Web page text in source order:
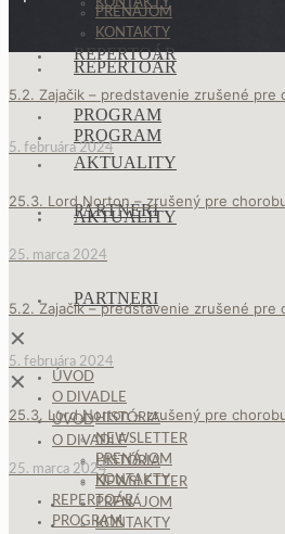
REPERTOÁR
PROGRAM
AKTUALITY
PARTNERI
✕
ÚVOD
O DIVADLE
HISTÓRIA
NEWSLETTER
PRENÁJOM
KONTAKTY
PRENÁJOM
KONTAKTY
REPERTOÁR
PROGRAM
AKTUALITY
PARTNERI
✕
ÚVOD
O DIVADLE
HISTÓRIA
NEWSLETTER
PRENÁJOM
KONTAKTY
REPERTOÁR
PROGRAM
5.2. Zajačik – predstavenie zrušené pre
5. februára 2024
25.3. Lord Norton – zrušený pre
25. marca 2024
5.2. Zajačik – predstavenie zrušené pre
5. februára 2024
25.3. Lord Norton – zrušený pre
25. marca 2024